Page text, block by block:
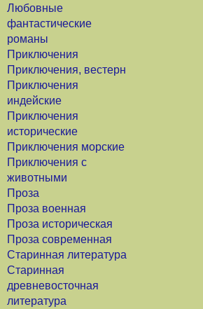
Любовные
фантастические
романы
Приключения
Приключения, вестерн
Приключения
индейские
Приключения
исторические
Приключения морские
Приключения с
животными
Проза
Проза военная
Проза историческая
Проза современная
Старинная литература
Старинная
древневосточная
литература